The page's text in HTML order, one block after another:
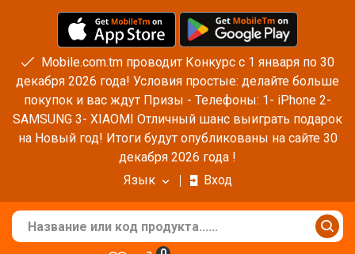
Mobile.com.tm проводит Конкурс с 1 января по 30
декабря 2026 года! Условия простые: делайте больше
покупок и вас ждут Призы - Телефоны: 1- iPhone 2-
SAMSUNG 3- XIAOMI Отличный шанс выиграть подарок
на Новый год! Итоги будут опубликованы на сайте 30
декабря 2026 года !
Язык
Вход